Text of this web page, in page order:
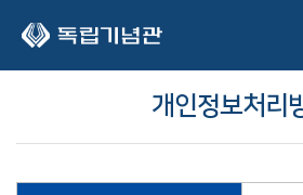
개인정보처리